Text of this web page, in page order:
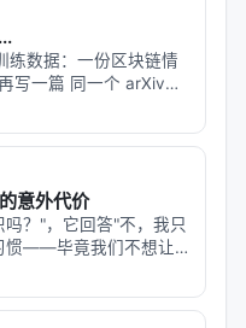
；本报告基于摘要与
建议在引用定量结论
领域的启示： 1.
主流，但 agentic 范
为可学习对象； 2.数
日志同样关键，合成
3.评测：离线指标与
练数据：一份区块链情
写一篇 同一个 arXiv
两个帖子。第一篇我讲
个反直觉的问题设定…
意外代价
？"，它回答"不，我只
惯——毕竟我们不想让
个研究团队发现，这
**为了让模型否认自己